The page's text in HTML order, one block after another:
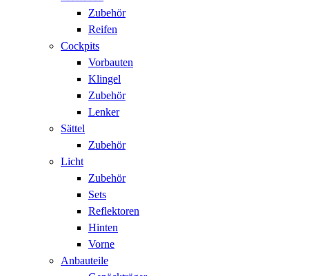
Zubehör
Reifen
Cockpits
Vorbauten
Klingel
Zubehör
Lenker
Sättel
Zubehör
Licht
Zubehör
Sets
Reflektoren
Hinten
Vorne
Anbauteile